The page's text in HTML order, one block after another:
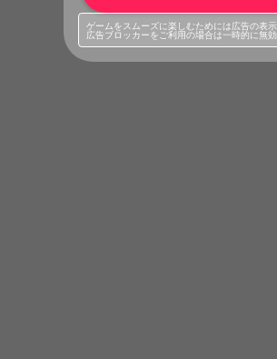
ゲームをスムーズに楽しむためには広告の表示
広告ブロッカーをご利用の場合は一時的に無効